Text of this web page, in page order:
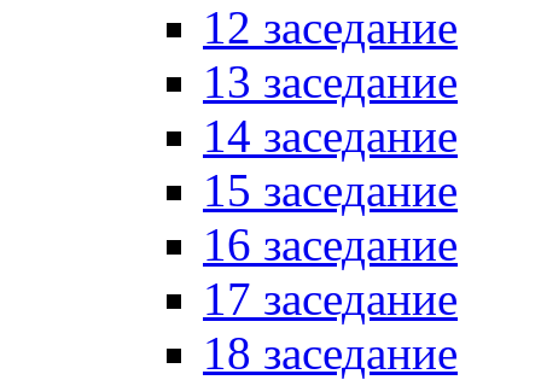
12 заседание
13 заседание
14 заседание
15 заседание
16 заседание
17 заседание
18 заседание